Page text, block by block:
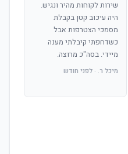
שירות לקוחות מהיר ונגיש.
היה עיכוב קטן בקבלת
מסמכי הצטרפות אבל
כשדחפתי קיבלתי מענה
מיידי. בסה"כ מרוצה.
מיכל ר. · לפני חודש